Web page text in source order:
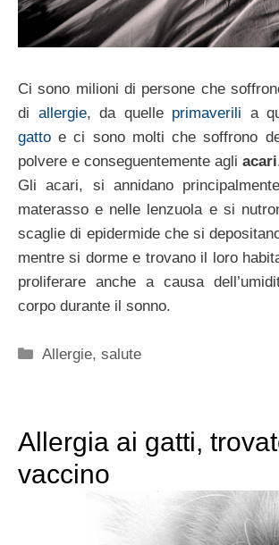
Ci sono milioni di persone che
di allergie, da quelle primaverili a
gatto e ci sono molti che soffrono
polvere e conseguentemente agli acari
Gli acari, si annidano
materasso e nelle lenzuola e si
scaglie di epidermide che si
mentre si dorme e trovano il loro
proliferare anche a causa
corpo durante il sonno.
Categorie
Allergie,salute
Allergia ai gatti,
vaccino